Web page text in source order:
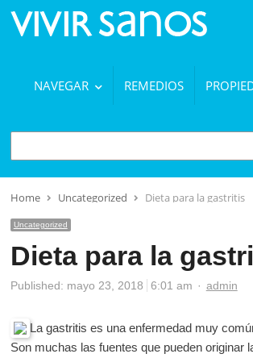
NAVEGAR REMEDIOS
BUSCAR
Home Uncategorized Dieta para la gastritis
Uncategorized
Dieta para la
Published: mayo 23, 2018 6:01 am Author
admin
La gastritis es una enfermedad muy
Son muchas las fuentes que pueden originar